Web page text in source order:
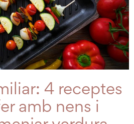
4 receptes
amb nens i